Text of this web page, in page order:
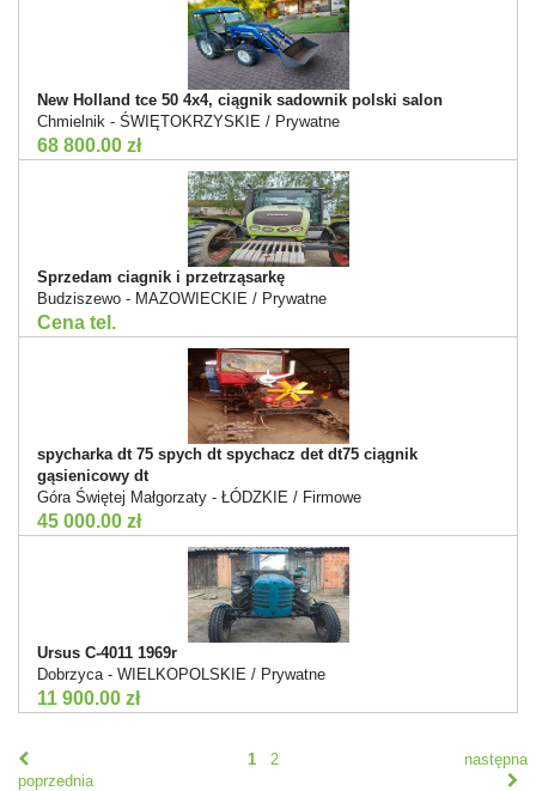
New Holland tce 50 4x4, ciągnik sadownik polski salon
Chmielnik - ŚWIĘTOKRZYSKIE / Prywatne
68 800.00 zł
Sprzedam ciagnik i przetrząsarkę
Budziszewo - MAZOWIECKIE / Prywatne
Cena tel.
spycharka dt 75 spych dt spychacz det dt75 ciągnik
gąsienicowy dt
Góra Świętej Małgorzaty - ŁÓDZKIE / Firmowe
45 000.00 zł
Ursus C-4011 1969r
Dobrzyca - WIELKOPOLSKIE / Prywatne
11 900.00 zł
poprzednia
1 2 następna